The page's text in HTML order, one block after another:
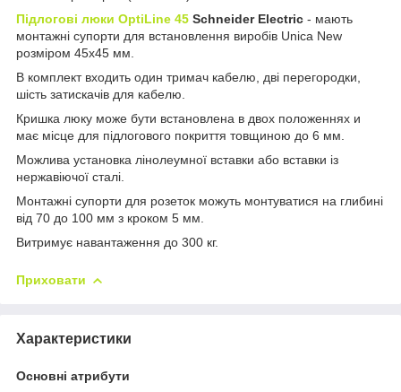
Підлогові люки OptiLine 45 Schneider Electric - мають
монтажні супорти для встановлення виробів Unica New
розміром 45х45 мм.
В комплект входить один тримач кабелю, дві перегородки,
шість затискачів для кабелю.
Кришка люку може бути встановлена в двох положеннях и
має місце для підлогового покриття товщиною до 6 мм.
Можлива установка лінолеумної вставки або вставки із
нержавіючої сталі.
Монтажні супорти для розеток можуть монтуватися на глибині
від 70 до 100 мм з кроком 5 мм.
Витримує навантаження до 300 кг.
Приховати
Характеристики
Основні атрибути